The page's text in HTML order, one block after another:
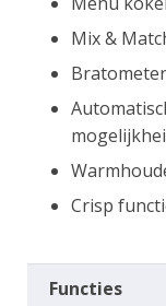
Mix &
Crisp
Functies